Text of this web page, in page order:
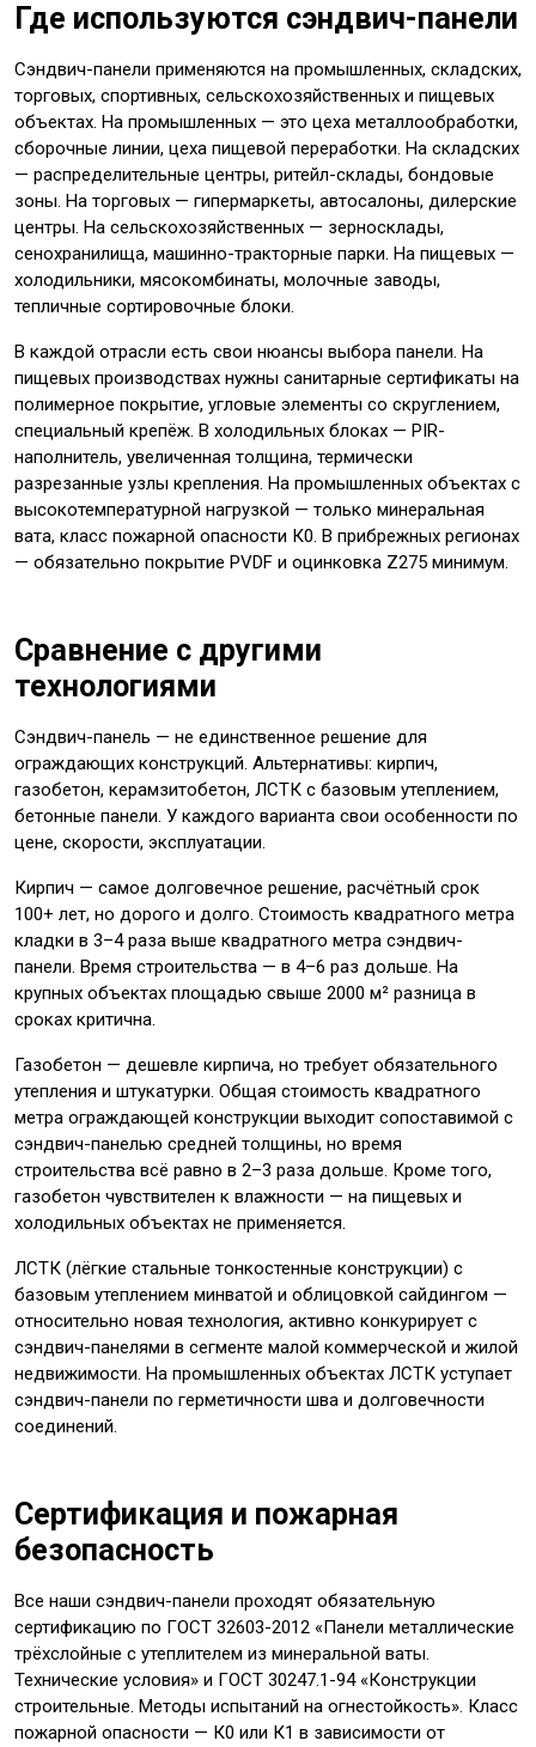
Где используются сэндвич-панели
Сэндвич-панели применяются на промышленных, складских,
торговых, спортивных, сельскохозяйственных и пищевых
объектах. На промышленных — это цеха металлообработки,
сборочные линии, цеха пищевой переработки. На складских
— распределительные центры, ритейл-склады, бондовые
зоны. На торговых — гипермаркеты, автосалоны, дилерские
центры. На сельскохозяйственных — зерносклады,
сенохранилища, машинно-тракторные парки. На пищевых —
холодильники, мясокомбинаты, молочные заводы,
тепличные сортировочные блоки.
В каждой отрасли есть свои нюансы выбора панели. На
пищевых производствах нужны санитарные сертификаты на
полимерное покрытие, угловые элементы со скруглением,
специальный крепёж. В холодильных блоках — PIR-
наполнитель, увеличенная толщина, термически
разрезанные узлы крепления. На промышленных объектах с
высокотемпературной нагрузкой — только минеральная
вата, класс пожарной опасности К0. В прибрежных регионах
— обязательно покрытие PVDF и оцинковка Z275 минимум.
Сравнение с другими
технологиями
Сэндвич-панель — не единственное решение для
ограждающих конструкций. Альтернативы: кирпич,
газобетон, керамзитобетон, ЛСТК с базовым утеплением,
бетонные панели. У каждого варианта свои особенности по
цене, скорости, эксплуатации.
Кирпич — самое долговечное решение, расчётный срок
100+ лет, но дорого и долго. Стоимость квадратного метра
кладки в 3–4 раза выше квадратного метра сэндвич-
панели. Время строительства — в 4–6 раз дольше. На
крупных объектах площадью свыше 2000 м² разница в
сроках критична.
Газобетон — дешевле кирпича, но требует обязательного
утепления и штукатурки. Общая стоимость квадратного
метра ограждающей конструкции выходит сопоставимой с
сэндвич-панелью средней толщины, но время
строительства всё равно в 2–3 раза дольше. Кроме того,
газобетон чувствителен к влажности — на пищевых и
холодильных объектах не применяется.
ЛСТК (лёгкие стальные тонкостенные конструкции) с
базовым утеплением минватой и облицовкой сайдингом —
относительно новая технология, активно конкурирует с
сэндвич-панелями в сегменте малой коммерческой и жилой
недвижимости. На промышленных объектах ЛСТК уступает
сэндвич-панели по герметичности шва и долговечности
соединений.
Сертификация и пожарная
безопасность
Все наши сэндвич-панели проходят обязательную
сертификацию по ГОСТ 32603-2012 «Панели металлические
трёхслойные с утеплителем из минеральной ваты.
Технические условия» и ГОСТ 30247.1-94 «Конструкции
строительные. Методы испытаний на огнестойкость». Класс
пожарной опасности — К0 или К1 в зависимости от